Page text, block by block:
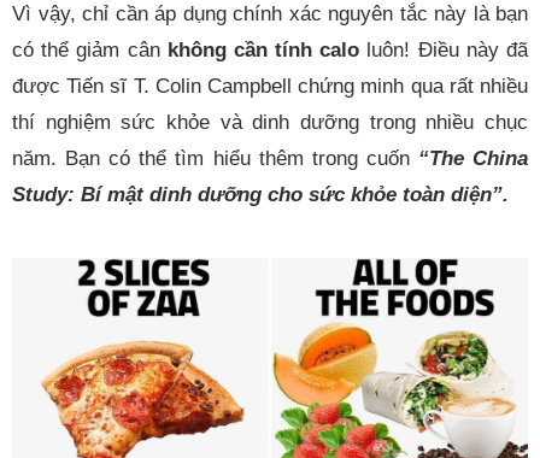
Vì vậy, chỉ cần áp dụng chính xác nguyên tắc này là bạn
có thể giảm cân không cần tính calo luôn! Điều này đã
được Tiến sĩ T. Colin Campbell chứng minh qua rất nhiều
thí nghiệm sức khỏe và dinh dưỡng trong nhiều chục
năm. Bạn có thể tìm hiểu thêm trong cuốn “The China
Study: Bí mật dinh dưỡng cho sức khỏe toàn diện”.